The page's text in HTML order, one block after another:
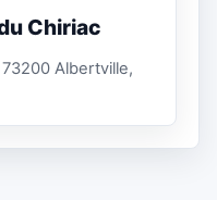
Chiriac
Albertville,